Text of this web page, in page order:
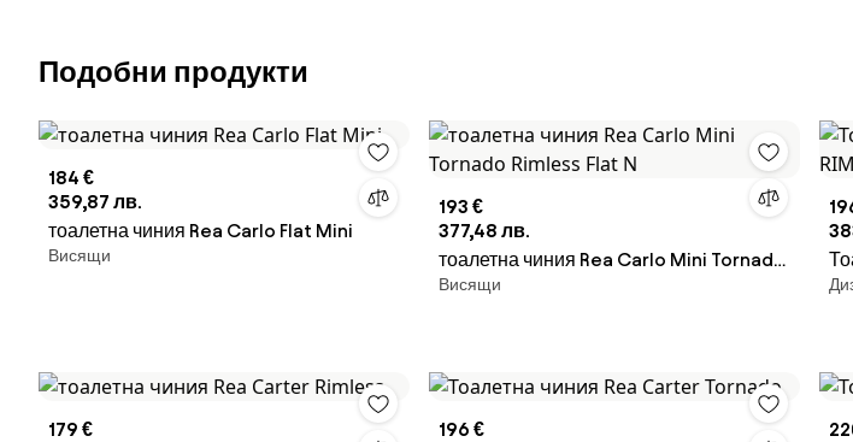
Подобни продукти
184 €
359,87 лв.
тоалетна чиния Rea Carlo Flat Mini
Висящи
193 €
377,48 лв.
тоалетна чиния Rea Carlo Mini Tornado
Rimless Flat N
Висящи
179 €
196 €